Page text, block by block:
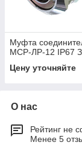
Муфта
МСР-ЛР-12 IP67
Цену уточняйте
О нас
Рейтинг не
Менее 5